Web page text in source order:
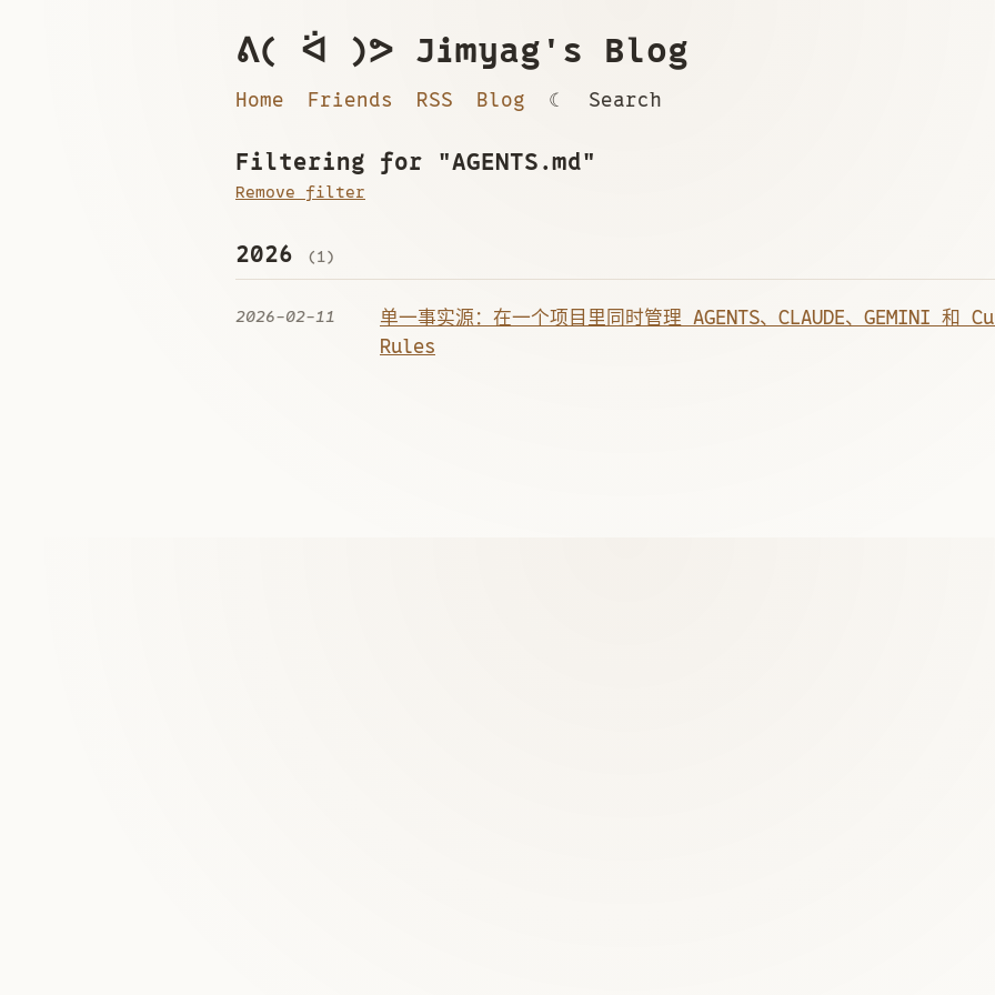
ᕕ( ᐛ )ᕗ Jimyag's Blog
Home Friends RSS Blog ☾ Search
Filtering for "AGENTS.md"
Remove filter
2026 (1)
2026-02-11
单一事实源：在一个项目里同时管理 AGENTS、CLAUDE、GEMINI 和
Rules